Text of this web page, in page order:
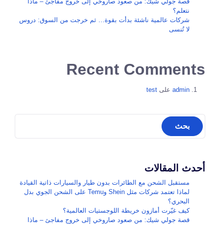
نتعلم؟
شركات عالمية ناشئة بدأت بقوة… ثم خرجت من السوق: دروس
لا تُنسى
Recent Comments
admin على test
أحدث المقالات
مستقبل الشحن مع الطائرات بدون طيار والسيارات ذاتية القيادة
لماذا تعتمد شركات مثل Shein وTemu على الشحن الجوي بدل
البحري؟
كيف غيّرت أمازون خريطة اللوجستيات العالمية؟
قصة جولي شيك: من صعود صاروخي إلى خروج مفاجئ – ماذا